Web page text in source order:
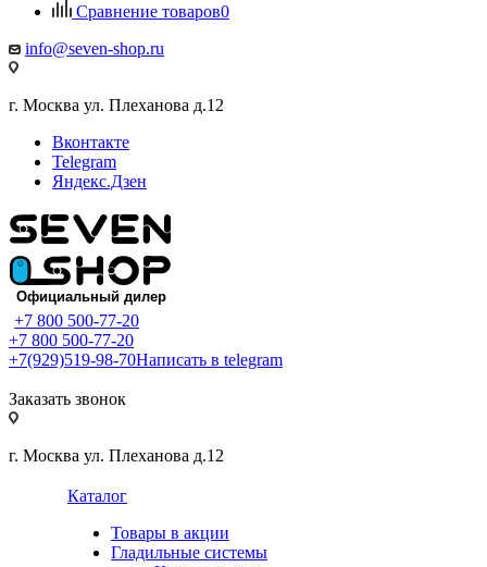
Сравнение товаров0
info@seven-shop.ru
г. Москва ул. Плеханова д.12
Вконтакте
Telegram
Яндекс.Дзен
+7 800 500-77-20
+7 800 500-77-20
+7(929)519-98-70Написать в telegram
Заказать звонок
г. Москва ул. Плеханова д.12
Каталог
Товары в акции
Гладильные системы